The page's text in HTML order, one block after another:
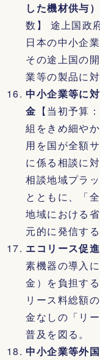
した機材供与）
数】 途上国政
日本の中小企
その途上国の
業等の製品に
中小企業等に
金 【当初予算
組をきめ細や
用を国が全額
に係る相談に
相談地域プラ
とともに、「
地域における
元的に発信する
エコリース促
素機器の導入
金）を負担す
リース料総額
金なしの「リ
普及を図る。
中小企業等外